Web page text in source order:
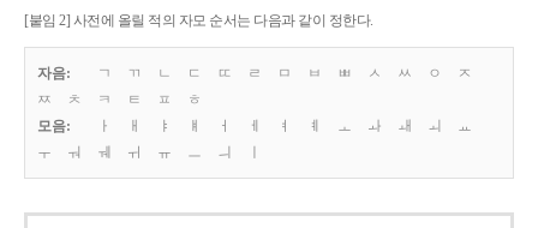
[붙임 2] 사전에 올릴 적의 자모 순서는 다음과 같이 정한다.
자음: ㄱ ㄲ ㄴ ㄷ ㄸ ㄹ ㅁ ㅂ ㅃ ㅅ ㅆ ㅇ
ㅈ
ㅉ
ㅊ ㅋ ㅌ ㅍ
ㅎ
모음:
ㅏ ㅐ ㅑ ㅒ ㅓ ㅔ ㅕ ㅖ ㅗ ㅘ ㅙ ㅚ
ㅛ
ㅜ
ㅝ ㅞ ㅟ ㅠ ㅡ ㅢ